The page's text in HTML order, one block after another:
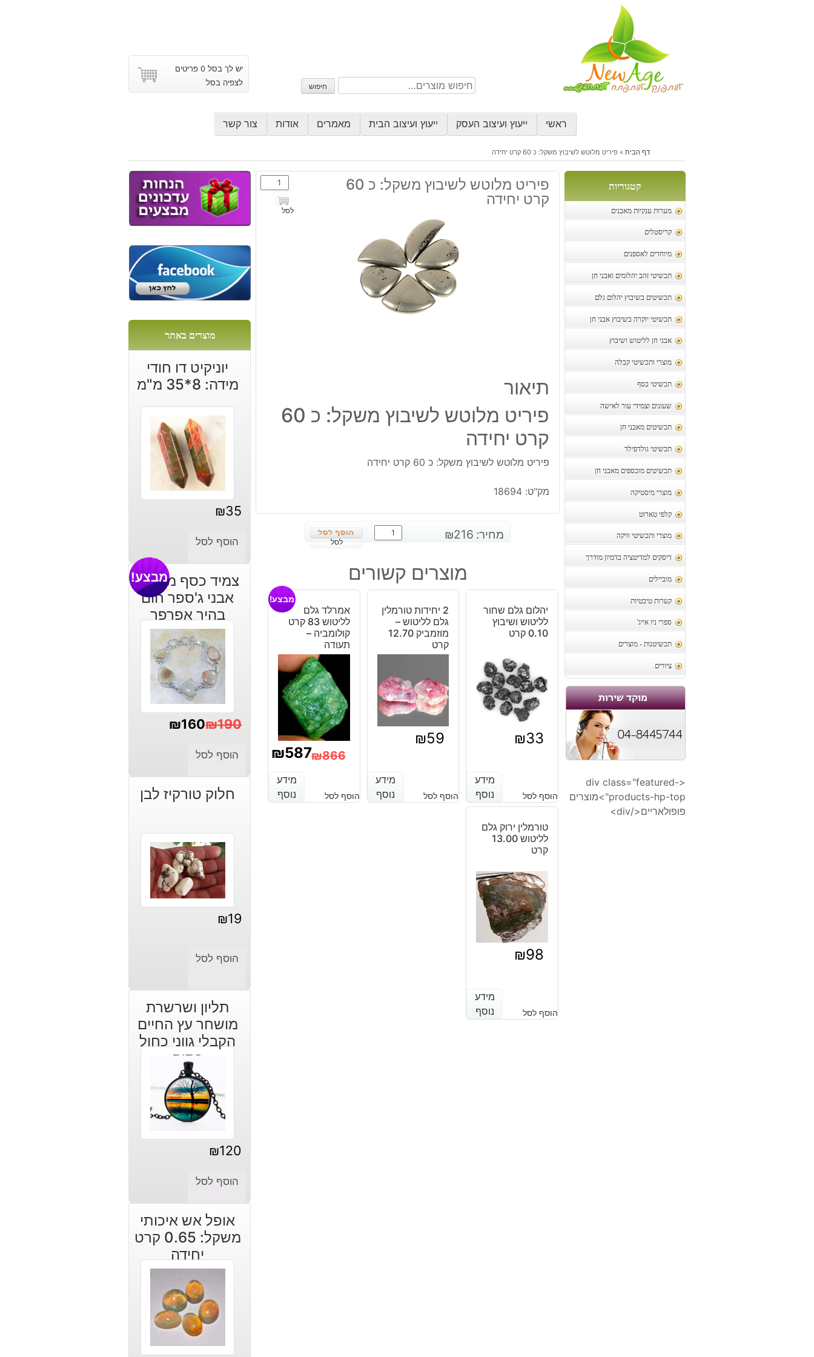
חיפוש
עבור:
חיפוש
יש לך בסל 0 פריטים
לצפיה בסל
ראשי ייעוץ ועיצוב העסק ייעוץ ועיצוב הבית מאמרים אודות צור קשר
דף הבית » פיריט מלוטש לשיבוץ משקל: כ 60 קרט יחידה
קטגוריות
מערות ענקיות מאבנים
קריסטלים
מיוחדים לאספנים
תכשיטי זהב יהלומים ואבני חן
תכשיטים בשיבוץ יהלום גלם
תכשיטי יוקרה בשיבוץ אבני חן
אבני חן לליטוש ושיבוץ
מוצרי ותכשיטי קבלה
תכשיטי כסף
שעונים וצמידי עור לאישה
תכשיטים מאבני חן
תכשיטי גולדפילד
תכשיטים מוכספים מאבני חן
מוצרי מיסטיקה
קלפי טארוט
מוצרי ותכשיטי וויקה
דיסקים למדיטציה בדמיון מודרך
מוביילים
קערות טיבטיות
ספרי ניו אייג'
תכשיטנות - מוצרים
ציורים
<div class="featured-
products-hp-top">מוצרים
פופולאריים</div>
פיריט מלוטש לשיבוץ משקל: כ 60
קרט יחידה
כמות
של
פיריט
לסל
תיאור
פיריט מלוטש לשיבוץ משקל: כ 60
קרט יחידה
פיריט מלוטש לשיבוץ משקל: כ 60 קרט יחידה
מק"ט: 18694
מחיר: ₪216
כמות
של
מלוטש
לשיבוץ
כ
60
לסל
מוצרים קשורים
יהלום גלם שחור
לליטוש ושיבוץ
0.10 קרט
₪33
מידע
נוסף
הוסף לסל
מידע
נוסף
2 יחידות טורמלין
גלם לליטוש –
מוזמביק 12.70
קרט
₪59
מידע
נוסף
הוסף לסל
מידע
נוסף
אמרלד גלם
לליטוש 83 קרט
קולומביה –
תעודה
מבצע!
₪866
המקורי
₪587
הנוכחי
מידע
נוסף
הוסף לסל
מידע
נוסף
טורמלין ירוק גלם
לליטוש 13.00
קרט
₪98
מידע
נוסף
הוסף לסל
מידע
נוסף
מוצרים באתר
יוניקיט דו חודי
מידה: 8*35 מ"מ
₪35
הוסף לסל
צמיד כסף משובץ
אבני ג'ספר חום
בהיר אפרפר
מבצע!
₪190
המקורי
היה:
₪190.
₪160
הנוכחי
הוא:
₪160.
הוסף לסל
חלוק טורקיז לבן
₪19
הוסף לסל
תליון ושרשרת
מושחר עץ החיים
הקבלי גווני כחול
כתום
₪120
הוסף לסל
אופל אש איכותי
משקל: 0.65 קרט
יחידה